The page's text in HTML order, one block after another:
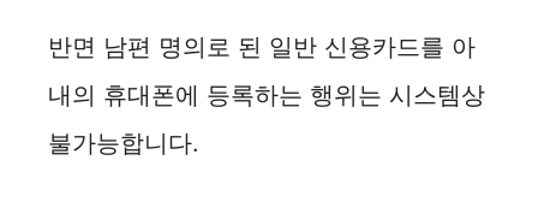
반면 남편 명의로 된 일반 신용카드를 아
내의 휴대폰에 등록하는 행위는 시스템상
불가능합니다.